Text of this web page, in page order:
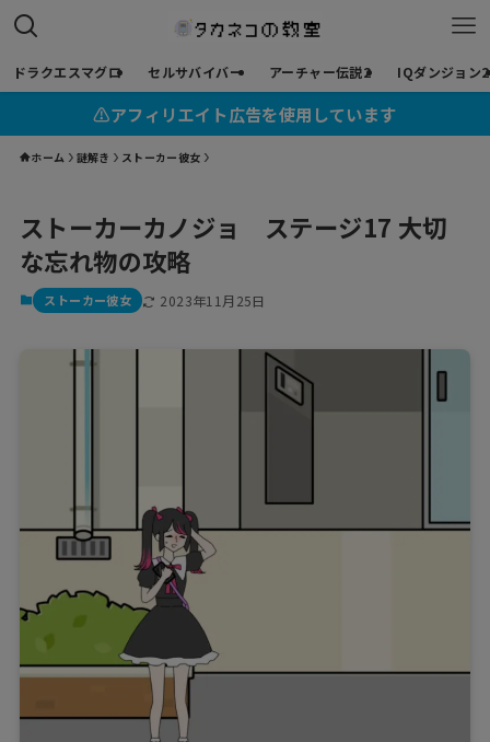
ドラクエスマグロ セルサバイバー アーチャー伝説2 IQダンジョン2
⚠︎アフィリエイト広告を使用しています
ホーム 謎解き ストーカー彼女
ストーカーカノジョ ステージ17 大切
な忘れ物の攻略
ストーカー彼女 2023年11月25日